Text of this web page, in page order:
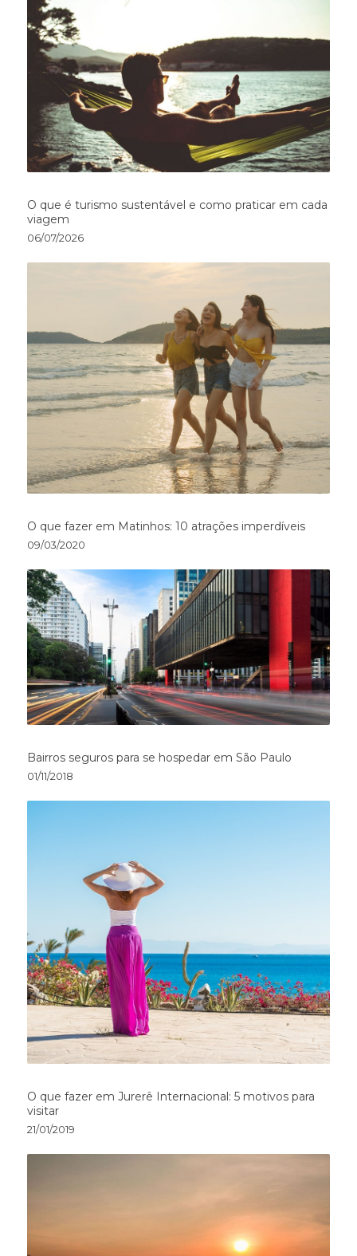
O que é turismo sustentável e como praticar em cada
viagem
06/07/2026
O que fazer em Matinhos: 10 atrações imperdíveis
09/03/2020
Bairros seguros para se hospedar em São Paulo
01/11/2018
O que fazer em Jurerê Internacional: 5 motivos para
visitar
21/01/2019